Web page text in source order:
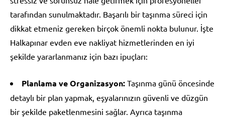
tarafından sunulmaktadır. Başarılı bir taşınma süreci için
dikkat etmeniz gereken birçok önemli nokta bulunur. İşte
Halkapınar evden eve nakliyat hizmetlerinden en iyi
şekilde yararlanmanız için bazı ipuçları:
Planlama ve Organizasyon: Taşınma günü öncesinde
detaylı bir plan yapmak, eşyalarınızın güvenli ve düzgün
bir şekilde paketlenmesini sağlar. Ayrıca taşınma